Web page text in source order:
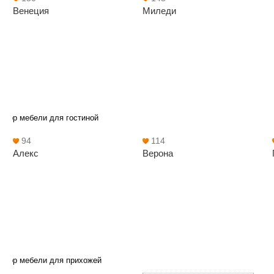
Венеция Миледи
мебели для гостиной
94
Алекс
114
Верона
мебели для прихожей